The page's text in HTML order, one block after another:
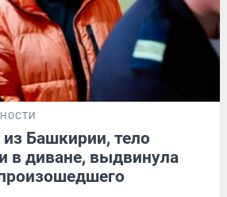
Башкирии, тело
в диване, выдвинула